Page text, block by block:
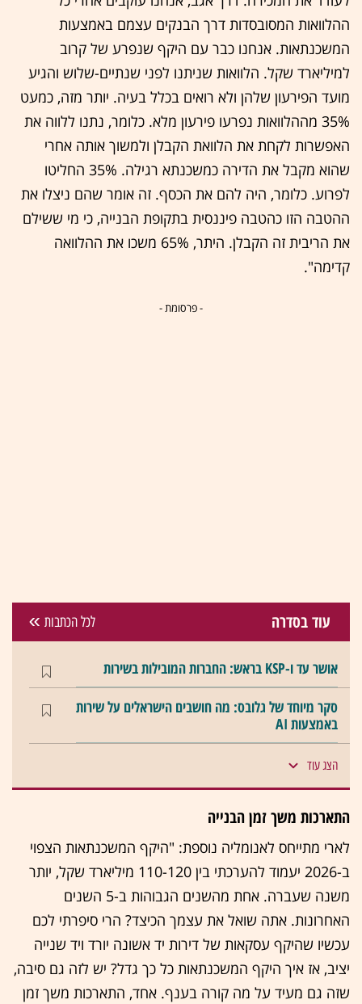
ההלוואות המסובסדות דרך הבנקים עצמם באמצעות
המשכנתאות. אנחנו כבר עם היקף שנפרע של קרוב
למיליארד שקל. הלוואות שניתנו לפני שנתיים-שלוש והגיע
מועד הפירעון שלהן ולא רואים בכלל בעיה. יותר מזה, כמעט
35% מההלוואות נפרעו פירעון מלא. כלומר, נתנו ללווה את
האפשרות לקחת את הלוואת הקבלן ולמשוך אותה אחרי
שהוא מקבל את הדירה כמשכנתא רגילה. 35% החליטו
לפרוע. כלומר, היה להם את הכסף. זה אומר שהם ניצלו את
ההטבה הזו כהטבה פיננסית בתקופת הבנייה, כי מי ששילם
את הריבית זה הקבלן. היתר, 65% משכו את ההלוואה
קדימה".
- פרסומת -
עוד בסדרה לכל הכתבות
אושר עד ו-KSP בראש: החברות המובילות בשירות
סקר מיוחד של גלובס: מה חושבים הישראלים על שירות
באמצעות AI
הצג עוד
התארכות משך זמן הבנייה
לארי מתייחס לאנומליה נוספת: "היקף המשכנתאות הצפוי
ב-2026 יעמוד להערכתי בין 110-120 מיליארד שקל, יותר
משנה שעברה. אחת מהשנים הגבוהות ב-5 השנים
האחרונות. אתה שואל את עצמך הכיצד? הרי סיפרתי לכם
עכשיו שהיקף עסקאות של דירות יד אשונה יורד ויד שנייה
יציב, אז איך היקף המשכנתאות כל כך גדל? יש לזה גם סיבה,
שזה גם מעיד על מה קורה בענף. אחד, התארכות משך זמן